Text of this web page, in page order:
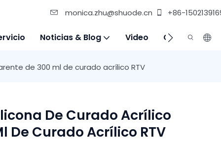
monica.zhu@shuode.cn +86-
Noticias & Blog Video Contáctenos
de 300 ml de curado acrílico RTV
De Curado Acrílico
De Curado Acrílico RTV